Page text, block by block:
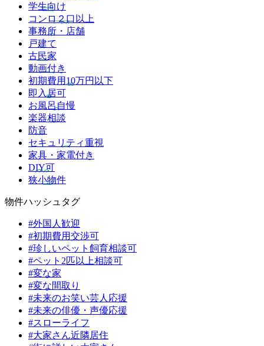
学生向け
コンロ２口以上
事務所・店舗
戸建て
古民家
動画付き
初期費用10万円以下
即入居可
お風呂自慢
楽器相談
防音
セキュリティ重視
家具・家電付き
DIY可
狭小物件
物件ハッシュタグ
#外国人歓迎
#初期費用交渉可
#珍しいペット飼育相談可
#ペット2匹以上相談可
#変な家
#変な間取り
#未来のお笑い芸人応援
#未来の俳優・声優応援
#スローライフ
#大家さん近隣居住